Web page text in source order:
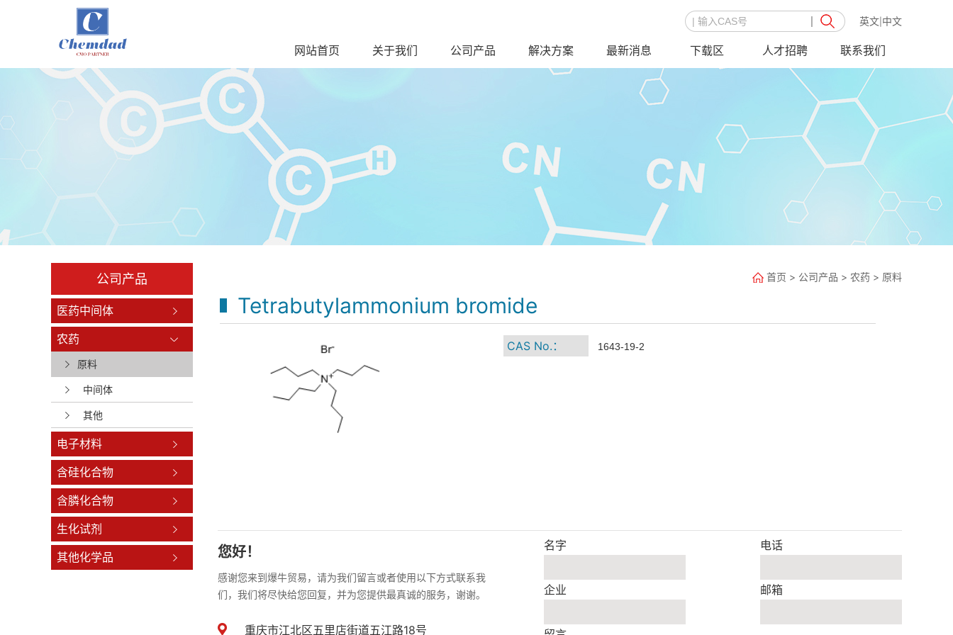
英文 中文
网站首页 关于我们 公司产品 解决方案 最新消息 下载区 人才招聘 联系我们
公司产品
医药中间体
农药
原料
中间体
其他
电子材料
含硅化合物
含膦化合物
生化试剂
其他化学品
首页 > 公司产品 > 农药 > 原料
Tetrabutylammonium bromide
CAS No.： 1643-19-2
您好！
感谢您来到爆牛贸易，请为我们留言或者使用以下方式联系我
们，我们将尽快给您回复，并为您提供最真诚的服务，谢谢。
重庆市江北区五里店街道五江路18号
名字 电话
企业 邮箱